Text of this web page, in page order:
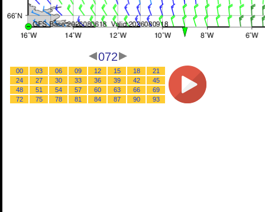
072
00 03 06 09 12 15 18
21
24
27 30 33 36 39 42
45
48
51 54 57 60 63 66
69
72
75 78 81 84 87 90 93